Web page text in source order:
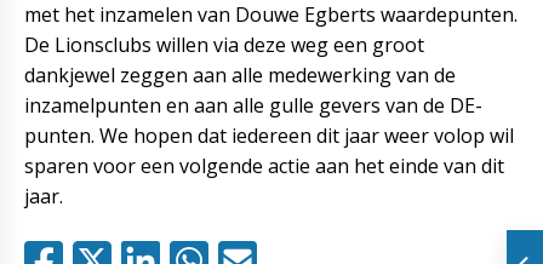
met het inzamelen van Douwe Egberts waardepunten.
De Lionsclubs willen via deze weg een groot
dankjewel zeggen aan alle medewerking van de
inzamelpunten en aan alle gulle gevers van de DE-
punten. We hopen dat iedereen dit jaar weer volop wil
sparen voor een volgende actie aan het einde van dit
jaar.